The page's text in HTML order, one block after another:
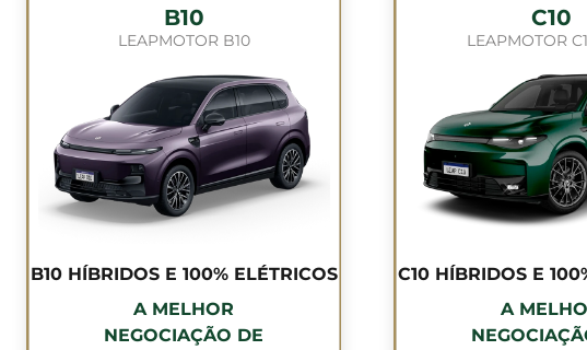
B10
LEAPMOTOR B10
B10 HÍBRIDOS E 100% ELÉTRICOS
A MELHOR
NEGOCIAÇÃO DE
C10
LEAPMOTOR
C10 HÍBRIDOS E
A